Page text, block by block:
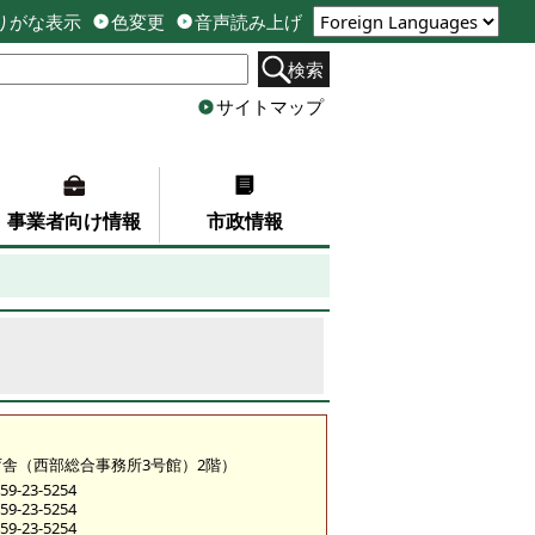
がな表示 色変更
音声読み上げ
検索
サイトマップ
事業者向け情報 市政情報
（西部総合事務所3号館）2階）
23-5254
23-5254
23-5254